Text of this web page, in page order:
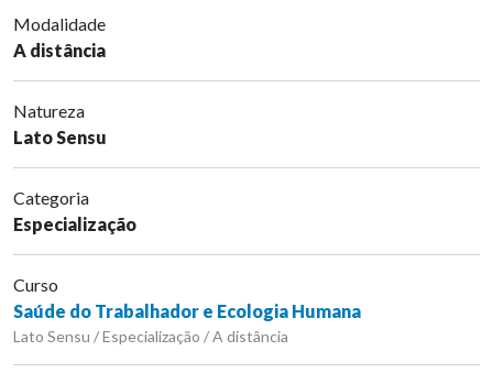
Modalidade
A distância
Natureza
Lato Sensu
Categoria
Especialização
Curso
Saúde do Trabalhador e Ecologia Humana
Lato Sensu / Especialização / A distância